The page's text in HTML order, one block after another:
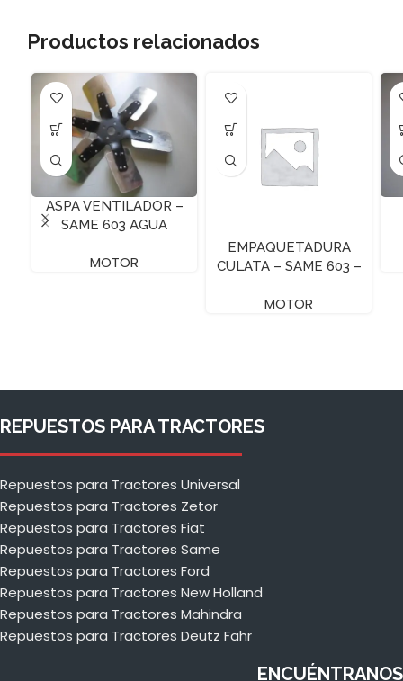
Productos relacionados
ASPA VENTILADOR –
SAME 603 AGUA
MOTOR
EMPAQUETADURA
CULATA – SAME 603 –
MOTOR
REPUESTOS PARA TRACTORES
Repuestos para Tractores Universal
Repuestos para Tractores Zetor
Repuestos para Tractores Fiat
Repuestos para Tractores Same
Repuestos para Tractores Ford
Repuestos para Tractores New Holland
Repuestos para Tractores Mahindra
Repuestos para Tractores Deutz Fahr
ENCUÉNTRANOS